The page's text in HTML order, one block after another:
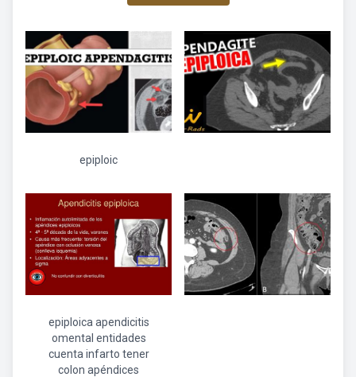
epiploic
epiploica apendicitis
omental entidades
cuenta infarto tener
colon apéndices